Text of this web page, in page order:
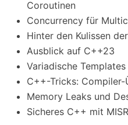
Coroutinen
Concurrency für
Hinter den Kulissen
Ausblick auf C++23
Variadische
C++-Tricks:
Memory Leaks und
Sicheres C++ mit